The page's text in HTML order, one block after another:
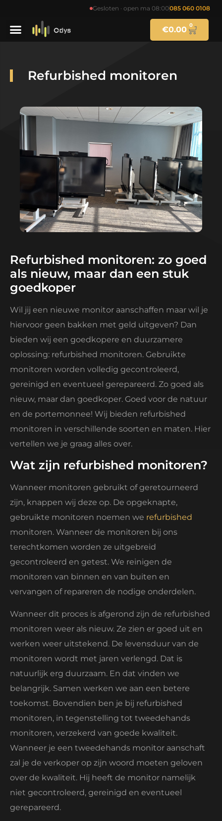
Gesloten · open ma 08:00085 060 0108
€0.00 0
Refurbished monitoren
Refurbished monitoren: zo goed
als nieuw, maar dan een stuk
goedkoper
Wil jij een nieuwe monitor aanschaffen maar wil je
hiervoor geen bakken met geld uitgeven? Dan
bieden wij een goedkopere en duurzamere
oplossing: refurbished monitoren. Gebruikte
monitoren worden volledig gecontroleerd,
gereinigd en eventueel gerepareerd. Zo goed als
nieuw, maar dan goedkoper. Goed voor de natuur
en de portemonnee! Wij bieden refurbished
monitoren in verschillende soorten en maten. Hier
vertellen we je graag alles over.
Wat zijn refurbished monitoren?
Wanneer monitoren gebruikt of geretourneerd
zijn, knappen wij deze op. De opgeknapte,
gebruikte monitoren noemen we refurbished
monitoren. Wanneer de monitoren bij ons
terechtkomen worden ze uitgebreid
gecontroleerd en getest. We reinigen de
monitoren van binnen en van buiten en
vervangen of repareren de nodige onderdelen.
Wanneer dit proces is afgerond zijn de refurbished
monitoren weer als nieuw. Ze zien er goed uit en
werken weer uitstekend. De levensduur van de
monitoren wordt met jaren verlengd. Dat is
natuurlijk erg duurzaam. En dat vinden we
belangrijk. Samen werken we aan een betere
toekomst. Bovendien ben je bij refurbished
monitoren, in tegenstelling tot tweedehands
monitoren, verzekerd van goede kwaliteit.
Wanneer je een tweedehands monitor aanschaft
zal je de verkoper op zijn woord moeten geloven
over de kwaliteit. Hij heeft de monitor namelijk
niet gecontroleerd, gereinigd en eventueel
gerepareerd.